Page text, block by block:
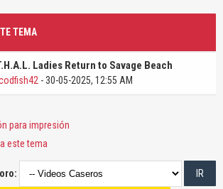
TEMA
Ladies Return to Savage Beach
- 30-05-2025, 12:55 AM
para impresión
este tema